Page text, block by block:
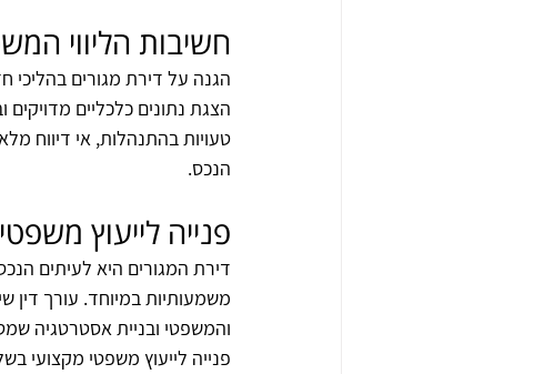
חשיבות הליווי
הגנה על דירת מגורים בהליכי
הצגת נתונים כלכליים
טעויות בהתנהלות, אי דיווח
הנכס.
פנייה לייעוץ משפטי
דירת המגורים היא לעיתים
משמעותיות במיוחד. עורך דין
והמשפטי ובניית אסטרטגיה
פנייה לייעוץ משפטי מקצועי